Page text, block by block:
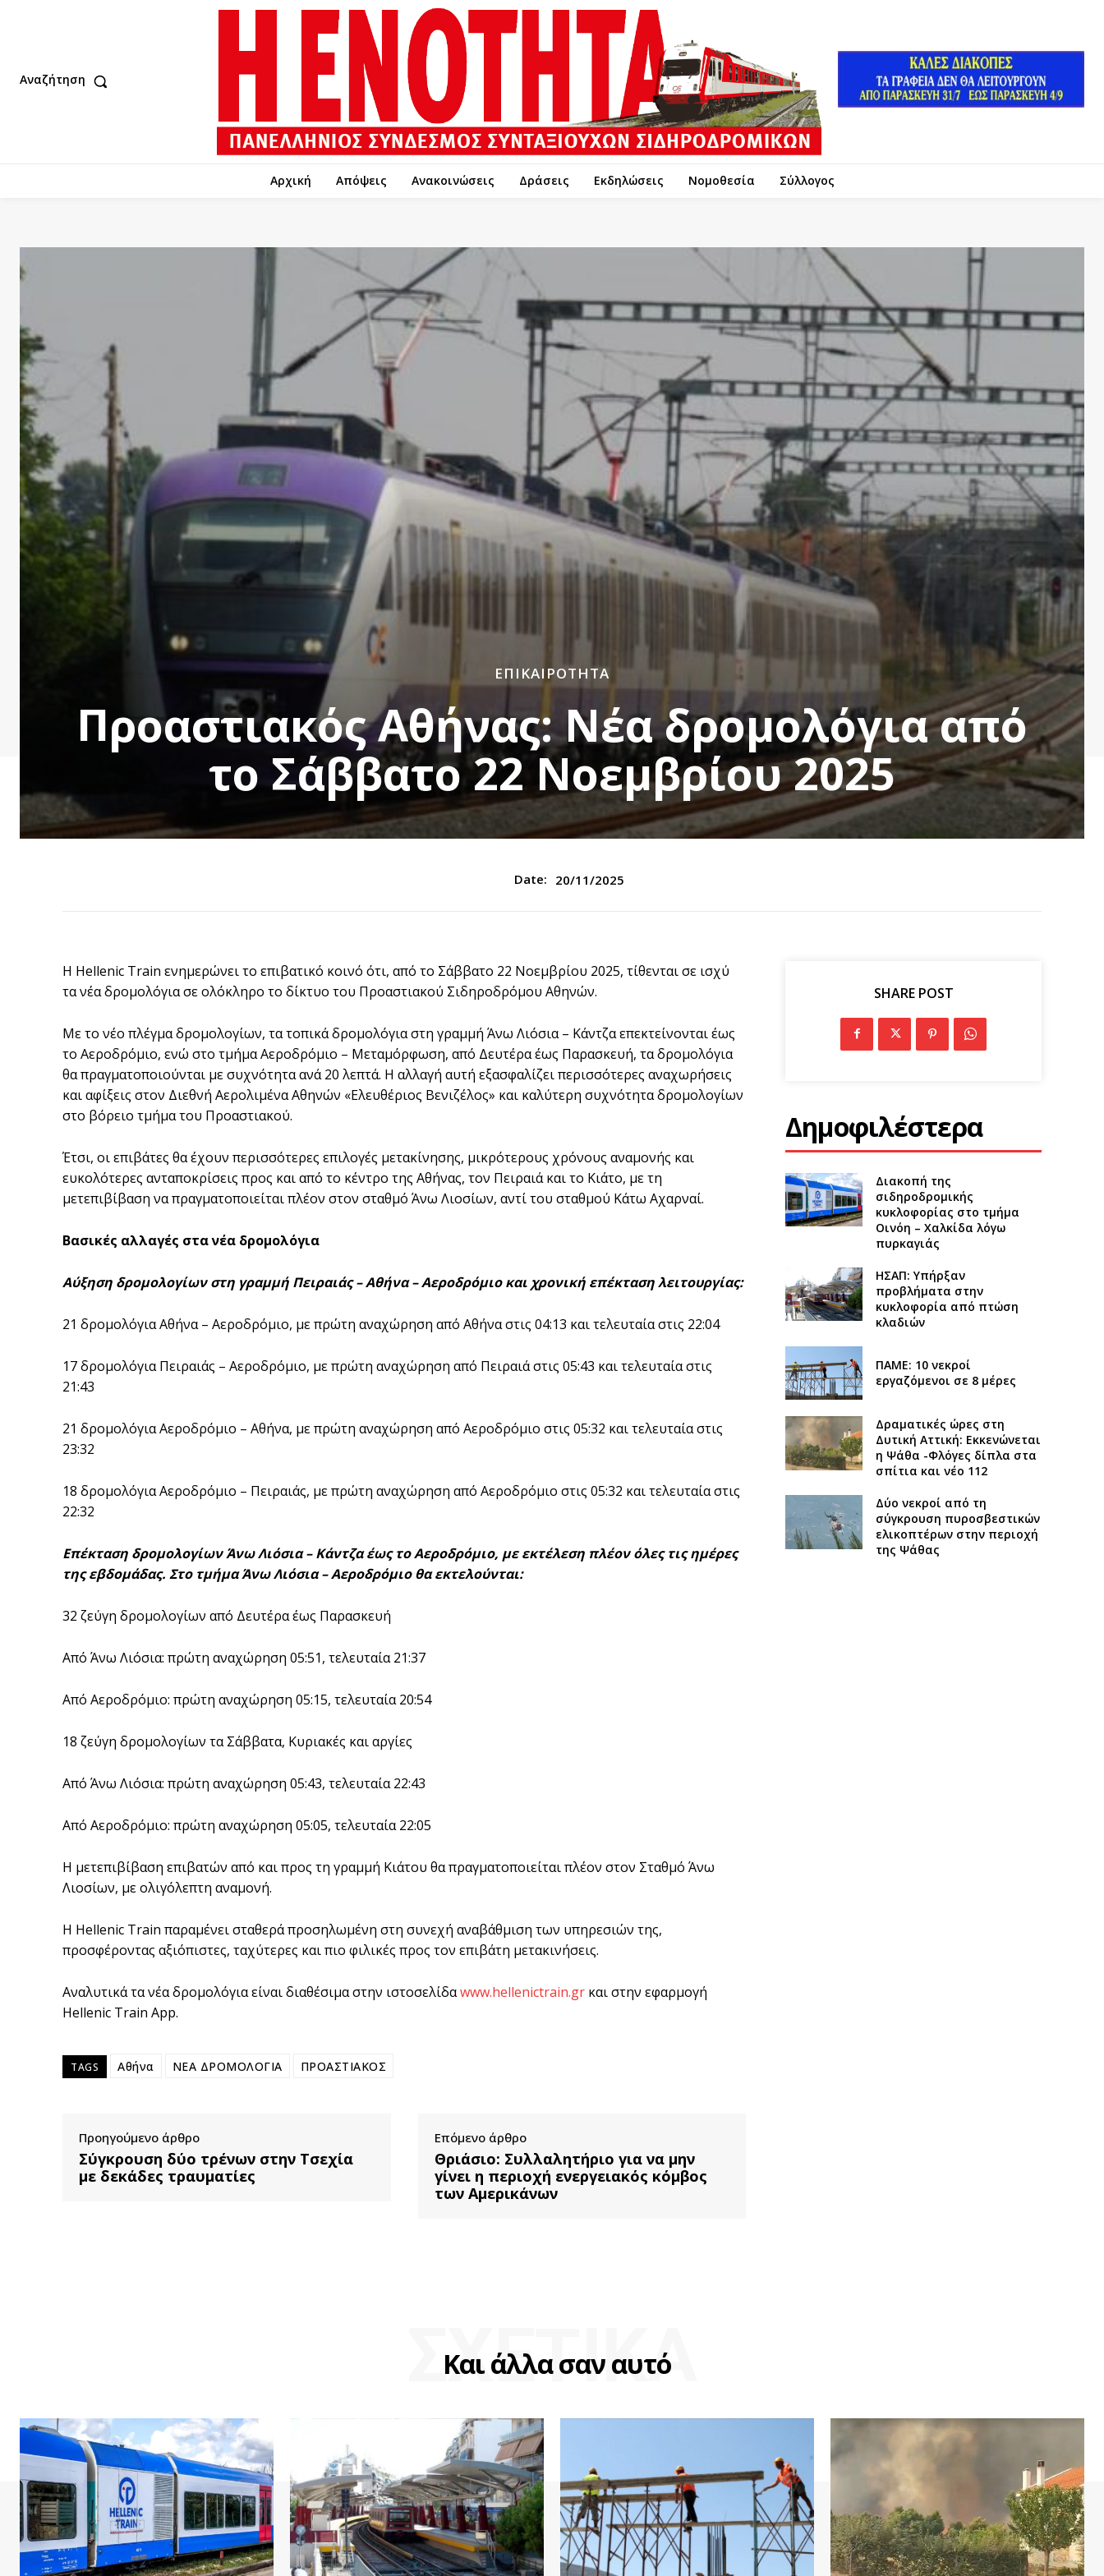
Αναζήτηση
Αρχική Απόψεις Ανακοινώσεις Δράσεις Εκδηλώσεις Νομοθεσία Σύλλογος
ΕΠΙΚΑΙΡΌΤΗΤΑ
Προαστιακός Αθήνας: Νέα δρομολόγια από
το Σάββατο 22 Νοεμβρίου 2025
Date: 20/11/2025
Η Hellenic Train ενημερώνει το επιβατικό κοινό ότι, από το Σάββατο 22 Νοεμβρίου 2025, τίθενται σε ισχύ
τα νέα δρομολόγια σε ολόκληρο το δίκτυο του Προαστιακού Σιδηροδρόμου Αθηνών.
Με το νέο πλέγμα δρομολογίων, τα τοπικά δρομολόγια στη γραμμή Άνω Λιόσια – Κάντζα επεκτείνονται έως
το Αεροδρόμιο, ενώ στο τμήμα Αεροδρόμιο – Μεταμόρφωση, από Δευτέρα έως Παρασκευή, τα δρομολόγια
θα πραγματοποιούνται με συχνότητα ανά 20 λεπτά. Η αλλαγή αυτή εξασφαλίζει περισσότερες αναχωρήσεις
και αφίξεις στον Διεθνή Αερολιμένα Αθηνών «Ελευθέριος Βενιζέλος» και καλύτερη συχνότητα δρομολογίων
στο βόρειο τμήμα του Προαστιακού.
Έτσι, οι επιβάτες θα έχουν περισσότερες επιλογές μετακίνησης, μικρότερους χρόνους αναμονής και
ευκολότερες ανταποκρίσεις προς και από το κέντρο της Αθήνας, τον Πειραιά και το Κιάτο, με τη
μετεπιβίβαση να πραγματοποιείται πλέον στον σταθμό Άνω Λιοσίων, αντί του σταθμού Κάτω Αχαρναί.
Βασικές αλλαγές στα νέα δρομολόγια
Αύξηση δρομολογίων στη γραμμή Πειραιάς – Αθήνα – Αεροδρόμιο και χρονική επέκταση λειτουργίας:
21 δρομολόγια Αθήνα – Αεροδρόμιο, με πρώτη αναχώρηση από Αθήνα στις 04:13 και τελευταία στις 22:04
17 δρομολόγια Πειραιάς – Αεροδρόμιο, με πρώτη αναχώρηση από Πειραιά στις 05:43 και τελευταία στις
21:43
21 δρομολόγια Αεροδρόμιο – Αθήνα, με πρώτη αναχώρηση από Αεροδρόμιο στις 05:32 και τελευταία στις
23:32
18 δρομολόγια Αεροδρόμιο – Πειραιάς, με πρώτη αναχώρηση από Αεροδρόμιο στις 05:32 και τελευταία στις
22:32
Επέκταση δρομολογίων Άνω Λιόσια – Κάντζα έως το Αεροδρόμιο, με εκτέλεση πλέον όλες τις ημέρες
της εβδομάδας. Στο τμήμα Άνω Λιόσια – Αεροδρόμιο θα εκτελούνται:
32 ζεύγη δρομολογίων από Δευτέρα έως Παρασκευή
Από Άνω Λιόσια: πρώτη αναχώρηση 05:51, τελευταία 21:37
Από Αεροδρόμιο: πρώτη αναχώρηση 05:15, τελευταία 20:54
18 ζεύγη δρομολογίων τα Σάββατα, Κυριακές και αργίες
Από Άνω Λιόσια: πρώτη αναχώρηση 05:43, τελευταία 22:43
Από Αεροδρόμιο: πρώτη αναχώρηση 05:05, τελευταία 22:05
Η μετεπιβίβαση επιβατών από και προς τη γραμμή Κιάτου θα πραγματοποιείται πλέον στον Σταθμό Άνω
Λιοσίων, με ολιγόλεπτη αναμονή.
Η Hellenic Train παραμένει σταθερά προσηλωμένη στη συνεχή αναβάθμιση των υπηρεσιών της,
προσφέροντας αξιόπιστες, ταχύτερες και πιο φιλικές προς τον επιβάτη μετακινήσεις.
Αναλυτικά τα νέα δρομολόγια είναι διαθέσιμα στην ιστοσελίδαwww.hellenictrain.gr και στην εφαρμογή
Hellenic Train App.
TAGS Αθήνα ΝΕΑ ΔΡΟΜΟΛΟΓΙΑ ΠΡΟΑΣΤΙΑΚΟΣ
Προηγούμενο άρθρο
Σύγκρουση δύο τρένων στην Τσεχία
με δεκάδες τραυματίες
Επόμενο άρθρο
Θριάσιο: Συλλαλητήριο για να μην
γίνει η περιοχή ενεργειακός κόμβος
των Αμερικάνων
SHARE POST
Δημοφιλέστερα
Διακοπή της
σιδηροδρομικής
κυκλοφορίας στο τμήμα
Οινόη – Χαλκίδα λόγω
πυρκαγιάς
ΗΣΑΠ: Υπήρξαν
προβλήματα στην
κυκλοφορία από πτώση
κλαδιών
ΠΑΜΕ: 10 νεκροί
εργαζόμενοι σε 8 μέρες
Δραματικές ώρες στη
Δυτική Αττική: Εκκενώνεται
η Ψάθα -Φλόγες δίπλα στα
σπίτια και νέο 112
Δύο νεκροί από τη
σύγκρουση πυροσβεστικών
ελικοπτέρων στην περιοχή
της Ψάθας
Και άλλα σαν αυτό
ΣΧΕΤΙΚΑ